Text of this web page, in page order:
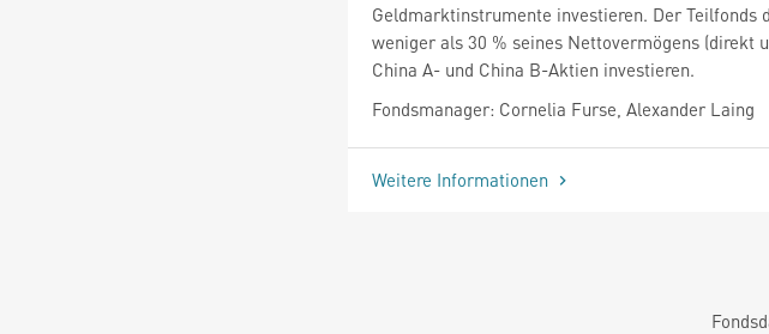
Geldmarktinstrumente investieren. Der Teilfonds
weniger als 30 % seines Nettovermögens (direkt
China A- und China B-Aktien investieren.
Fondsmanager: Cornelia Furse, Alexander Laing
Weitere Informationen